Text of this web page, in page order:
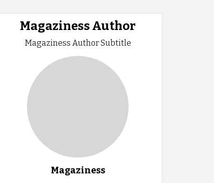
Magaziness Author
Magaziness Author Subtitle
Magaziness